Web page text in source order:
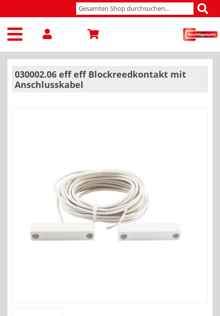
030002.06 eff eff Blockreedkontakt mit
Anschlusskabel